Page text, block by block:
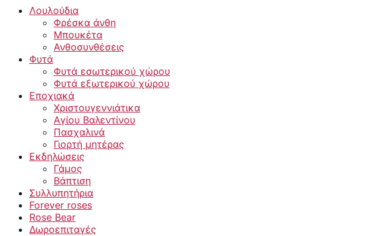
Λουλούδια
Φρέσκα άνθη
Μπουκέτα
Ανθοσυνθέσεις
Φυτά
Φυτά εσωτερικού χώρου
Φυτά εξωτερικού χώρου
Εποχιακά
Χριστουγεννιάτικα
Αγίου Βαλεντίνου
Πασχαλινά
Γιορτή μητέρας
Εκδηλώσεις
Γάμος
Βάπτιση
Συλλυπητήρια
Forever roses
Rose Bear
Δωροεπιταγές